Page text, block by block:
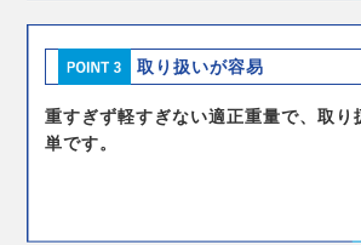
取り扱いが容易
重すぎず軽すぎない適正重量で、取り
単です。